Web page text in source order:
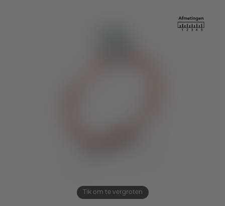
Tik om te vergroten